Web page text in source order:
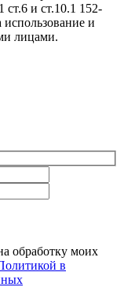
ст.6 и ст.10.1 152-
и
лицами.
обработку моих
в